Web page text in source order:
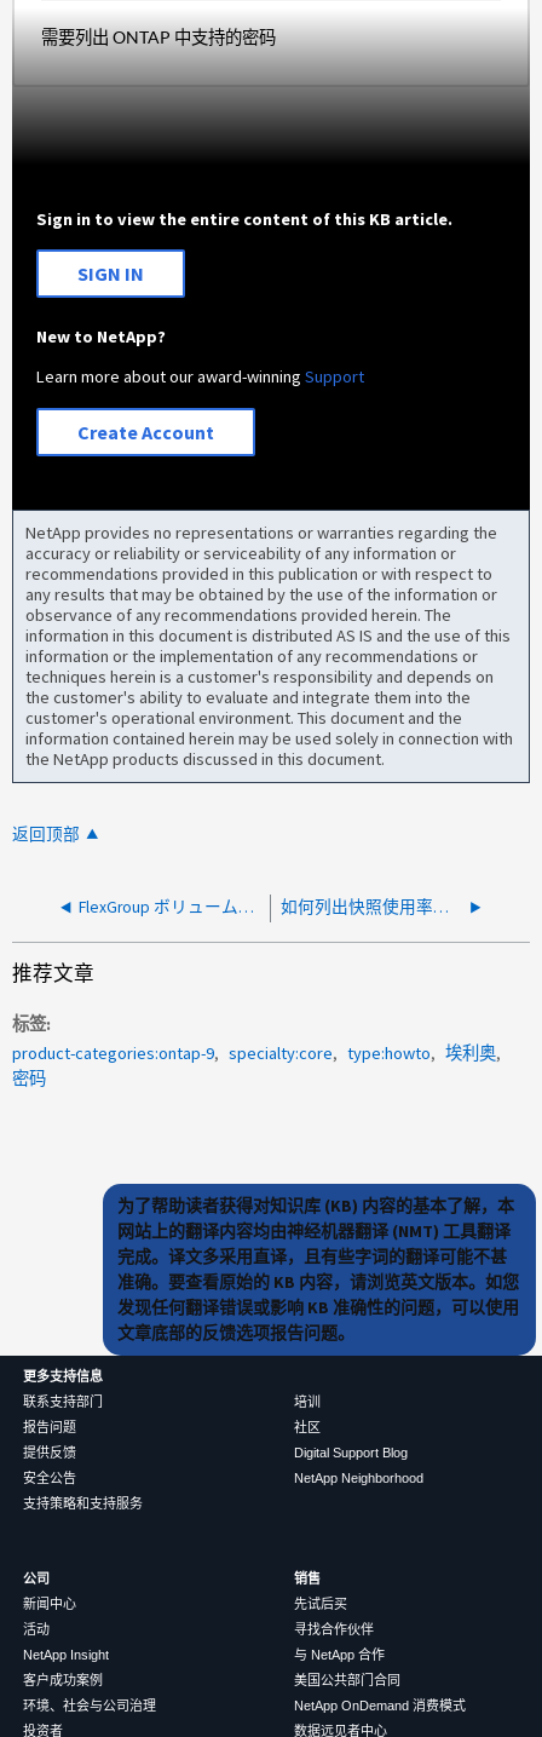
需要列出 ONTAP 中支持的密码
Sign in to view the entire content of this KB article.
SIGN IN
New to NetApp?
Learn more about our award-winningSupport
Create Account
NetApp provides no representations or warranties regarding the
accuracy or reliability or serviceability of any information or
recommendations provided in this publication or with respect to
any results that may be obtained by the use of the information or
observance of any recommendations provided herein. The
information in this document is distributed AS IS and the use of this
information or the implementation of any recommendations or
techniques herein is a customer's responsibility and depends on
the customer's ability to evaluate and integrate them into the
customer's operational environment. This document and the
information contained herein may be used solely in connection with
the NetApp products discussed in this document.
返回顶部
FlexGroup ボリュームコンスティチュエントをリストする方法 如何列出快照使用率超过X%的卷？
推荐文章
标签
product-categories:ontap-9
specialty:core type:howto
埃利奥
密码
为了帮助读者获得对知识库 (KB) 内容的基本了解，本
网站上的翻译内容均由神经机器翻译 (NMT) 工具翻译
完成。译文多采用直译，且有些字词的翻译可能不甚
准确。要查看原始的 KB 内容，请浏览英文版本。如您
发现任何翻译错误或影响 KB 准确性的问题，可以使用
文章底部的反馈选项报告问题。
更多支持信息
联系支持部门
报告问题
提供反馈
安全公告
支持策略和支持服务
培训
社区
Digital Support Blog
NetApp Neighborhood
公司
新闻中心
活动
NetApp Insight
客户成功案例
环境、社会与公司治理
投资者
销售
先试后买
寻找合作伙伴
与 NetApp 合作
美国公共部门合同
NetApp OnDemand 消费模式
数据远见者中心